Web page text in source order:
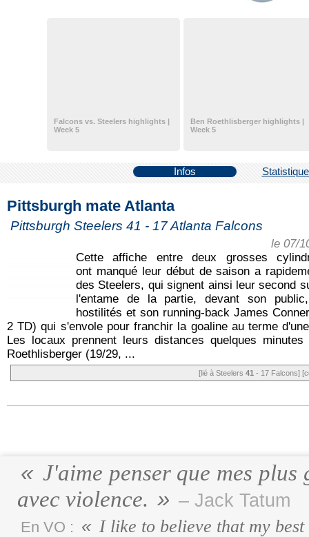
Falcons vs. Steelers highlights |
Week 5
Ben Roethlisberger highlights |
Week 5
Infos
Pittsburgh mate Atlanta
Pittsburgh Steelers 41 - 17 Atlanta Falcons
le 07/
Cette affiche entre deux grosses
ont manqué leur début de saison a
des Steelers, qui signent ainsi leur second
l'entame de la partie, devant son
hostilités et son running-back James
2 TD) qui s'envole pour franchir la goaline au terme
Les locaux prennent leurs distances quelques
Roethlisberger (19/29, ...
[lié à Steelers 41 - 17 Falcons]
J'aime penser que mes
avec violence.
– Jack Tatum
En VO : I like to believe that my